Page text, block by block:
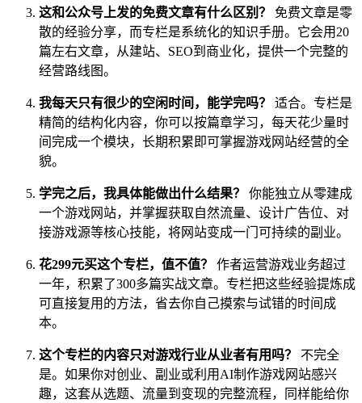
这和公众号上发的免费文章有什么区别？
免费文章是零
散的经验分享，而专栏是系统化的知识手册。它会用20
篇左右文章，从建站、SEO到商业化，提供一个完整的
经营路线图。
我每天只有很少的空闲时间，能学完吗？
适合。专栏是
精简的结构化内容，你可以按篇章学习，每天花少量时
间完成一个模块，长期积累即可掌握游戏网站经营的全
貌。
学完之后，我具体能做出什么结果？
你能独立从零建成
一个游戏网站，并掌握获取自然流量、设计广告位、对
接游戏源等核心技能，将网站变成一门可持续的副业。
花299元买这个专栏，值不值？
作者运营游戏业务超过
一年，积累了300多篇实战文章。专栏把这些经验提炼成
可直接复用的方法，省去你自己摸索与试错的时间成
本。
这个专栏的内容只对游戏行业从业者有用吗？
不完全
是。如果你对创业、副业或利用AI制作游戏网站感兴
趣，这套从选题、流量到变现的完整流程，同样能给你